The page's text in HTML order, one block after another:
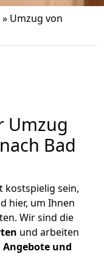
» Umzug von
Umzug
Bad
kostspielig sein,
hier, um Ihnen
Wir sind die
und arbeiten
Angebote und